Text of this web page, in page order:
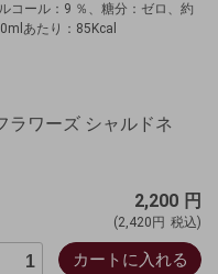
コール：9 ％、糖分：ゼロ、約
あたり：85Kcal
ラワーズ シャルドネ
2,200 円
(2,420円 税込)
カートに入れる